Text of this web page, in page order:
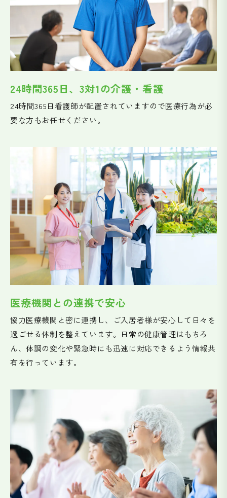
24時間365日、3対1の介護・看護
24時間365日看護師が配置されていますので医療行為が必
要な方もお任せください。
医療機関との連携で安心
協力医療機関と密に連携し、ご入居者様が安心して日々を
過ごせる体制を整えています。日常の健康管理はもちろ
ん、体調の変化や緊急時にも迅速に対応できるよう情報共
有を行っています。